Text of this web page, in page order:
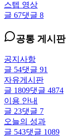
스텝 영상
글 67댓글 8
공통 게시판
공지사항
글 54댓글 91
자유게시판
글 1809댓글 4874
이용 안내
글 23댓글 7
오늘의 성과
글 543댓글 1089